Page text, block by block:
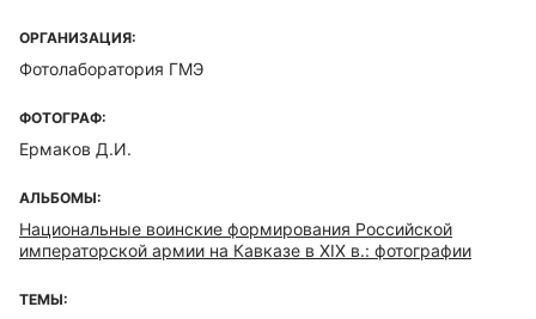
ОРГАНИЗАЦИЯ:
Фотолаборатория ГМЭ
ФОТОГРАФ:
Ермаков Д.И.
АЛЬБОМЫ:
Национальные воинские формирования Российской
императорской армии на Кавказе в XIX в.: фотографии
ТЕМЫ: